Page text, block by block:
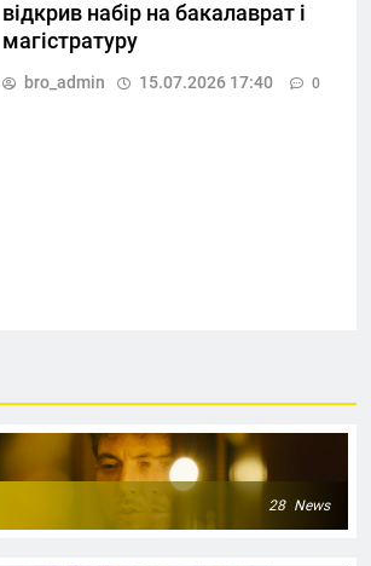
відкрив набір на бакалаврат і
магістратуру
bro_admin 15.07.2026 17:40 0
28 News